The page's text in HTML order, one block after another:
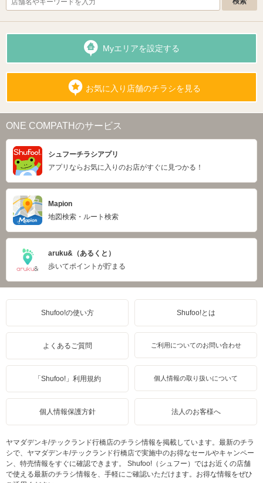
Myエリアを設定する
お気に入り店舗のチラシを見る
ONE COMPATHのサービス
シュフーチラシアプリ
アプリならお気に入りのお店がすぐに見つかる！
Mapion
地図検索・ルート検索
aruku&（あるくと）
歩いてポイントが貯まる
Shufoo!の使い方 Shufoo!とは
よくあるご質問 ご利用についてのお問い合わせ
「Shufoo!」利用規約 個人情報の取り扱いについて
個人情報保護方針 法人のお客様へ
ヤマダデンキ/テックランド行橋店のチラシ情報を掲載しています。最新のチラ
シで、ヤマダデンキ/テックランド行橋店で実施中のお得なセールやキャンペー
ン、特売情報をすぐに確認できます。 Shufoo!（シュフー）ではお近くの店舗
で使える最新のチラシ情報を、手軽にご確認いただけます。お得な情報をぜひ